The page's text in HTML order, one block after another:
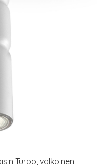
Turbo, valkoinen